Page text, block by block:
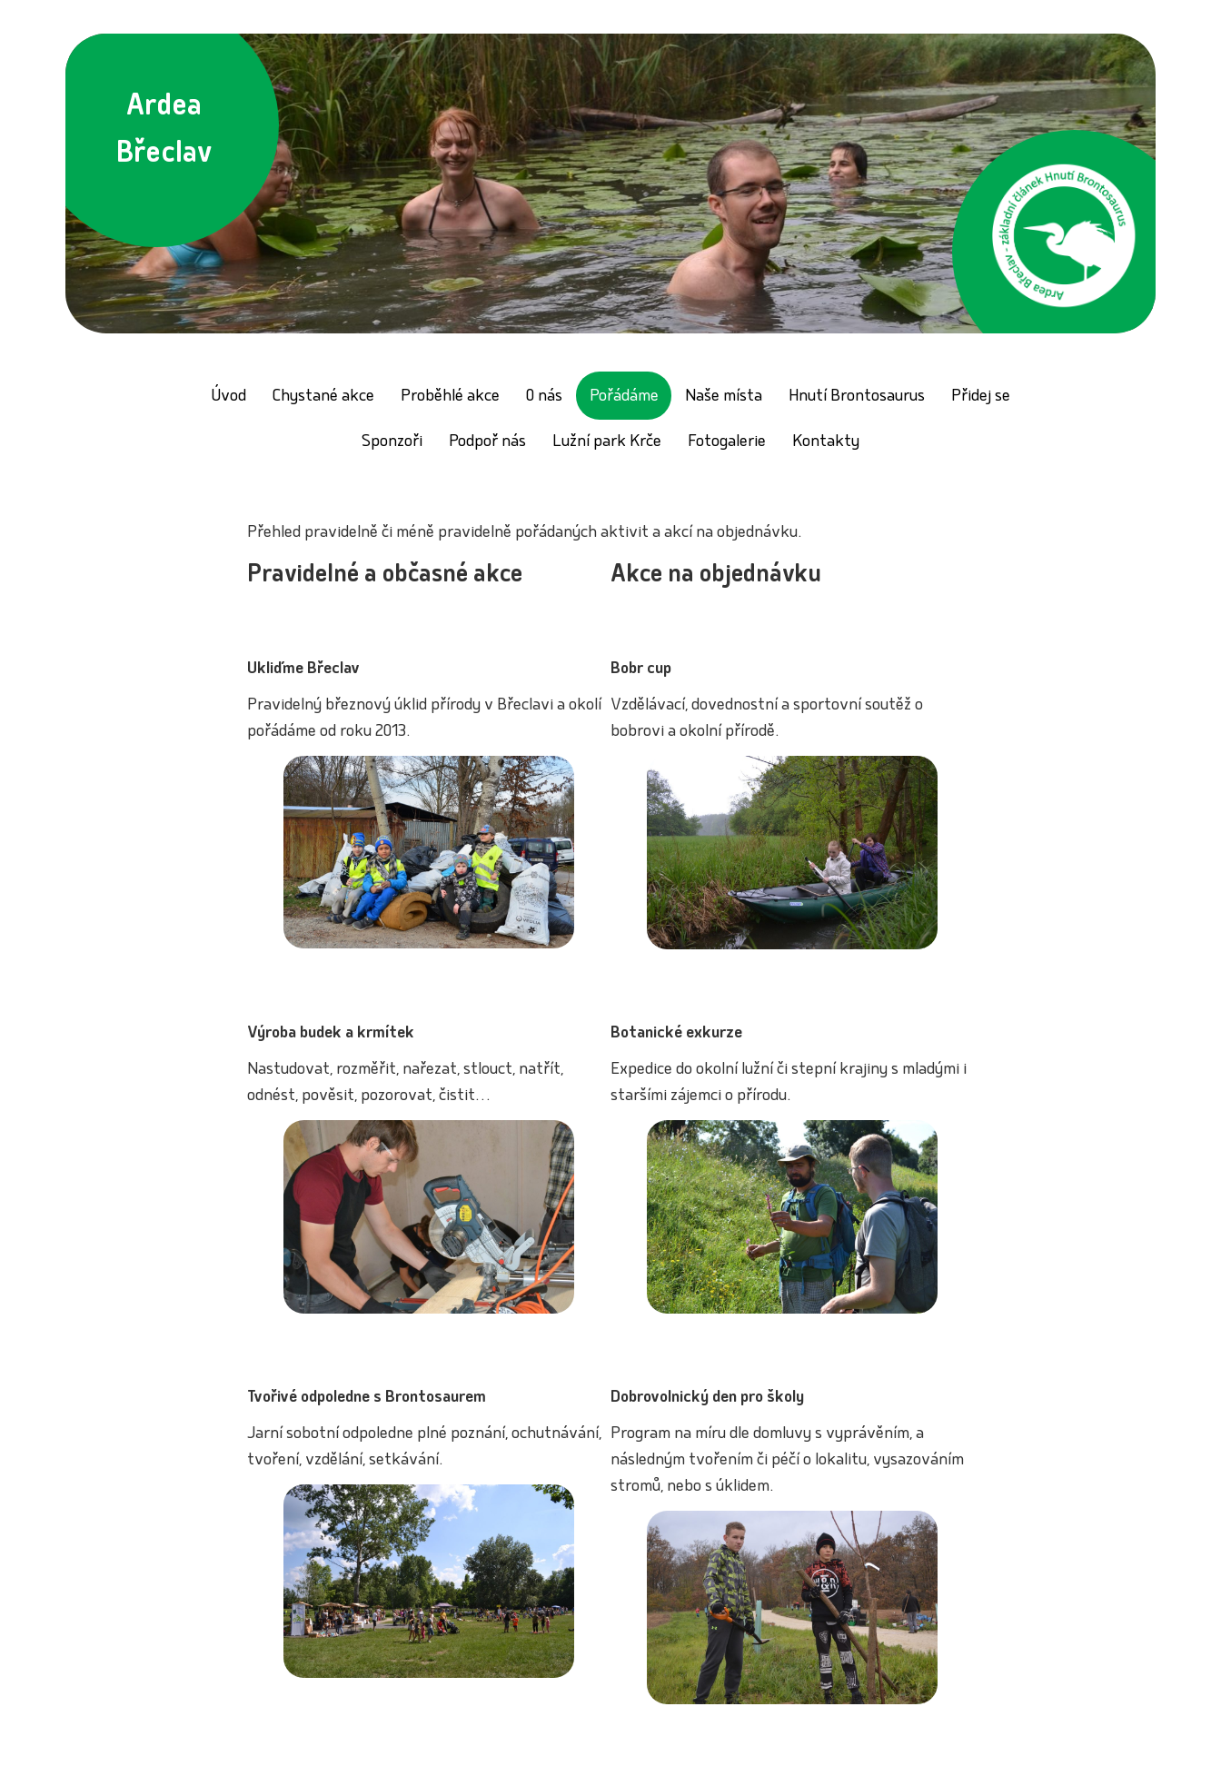
Ardea
Břeclav
Úvod Chystané akce Proběhlé akce O nás Pořádáme Naše místa Hnutí Brontosaurus
Přidej se
Sponzoři
Podpoř nás Lužní park Krče Fotogalerie Kontakty
Přehled pravidelně či méně pravidelně pořádaných aktivit a akcí na objednávku.
Pravidelné a občasné akce Akce na objednávku
Ukliďme Břeclav
Pravidelný březnový úklid přírody v Břeclavi a okolí
pořádáme od roku 2013.
Bobr cup
Vzdělávací, dovednostní a sportovní soutěž o
bobrovi a okolní přírodě.
Výroba budek a krmítek
Nastudovat, rozměřit, nařezat, stlouct, natřít,
odnést, pověsit, pozorovat, čistit…
Botanické exkurze
Expedice do okolní lužní či stepní krajiny s mladými i
staršími zájemci o přírodu.
Tvořivé odpoledne s Brontosaurem
Jarní sobotní odpoledne plné poznání, ochutnávání,
tvoření, vzdělání, setkávání.
Dobrovolnický den pro školy
Program na míru dle domluvy s vyprávěním, a
následným tvořením či péčí o lokalitu, vysazováním
stromů, nebo s úklidem.